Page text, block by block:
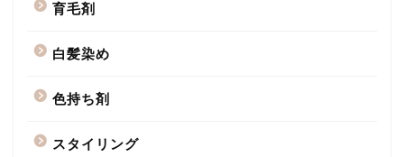
育毛剤
白髪染め
色持ち剤
スタイリング